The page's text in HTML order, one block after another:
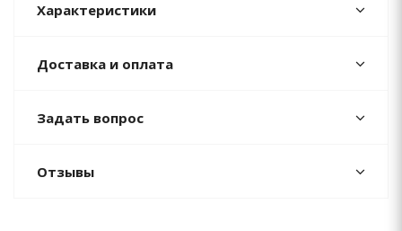
Характеристики
Доставка и оплата
Задать вопрос
Отзывы